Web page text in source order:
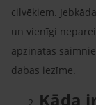
cilvēkiem.
un vienīgi
apzinātas
dabas iezīme.
Kāda